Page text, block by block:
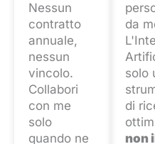
Nessun
contratto
annuale,
nessun
vincolo.
Collabori
con me
solo
quando ne
da
solo
di
non